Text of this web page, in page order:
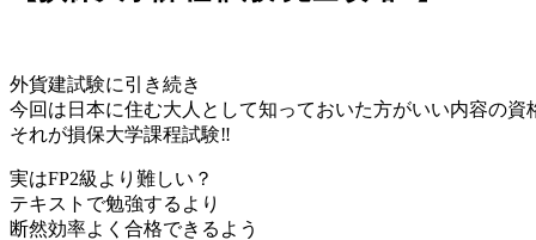
外貨建試験に引き続き
今回は日本に住む大人として知っておいた方がいい内容の資
それが損保大学課程試験‼︎
実はFP2級より難しい？
テキストで勉強するより
断然効率よく合格できるよう